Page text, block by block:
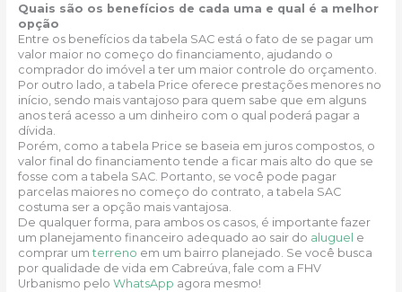
Quais são os benefícios de cada uma e qual é a melhor
opção
Entre os benefícios da tabela SAC está o fato de se pagar um
valor maior no começo do financiamento, ajudando o
comprador do imóvel a ter um maior controle do orçamento.
Por outro lado, a tabela Price oferece prestações menores no
início, sendo mais vantajoso para quem sabe que em alguns
anos terá acesso a um dinheiro com o qual poderá pagar a
dívida.
Porém, como a tabela Price se baseia em juros compostos, o
valor final do financiamento tende a ficar mais alto do que se
fosse com a tabela SAC. Portanto, se você pode pagar
parcelas maiores no começo do contrato, a tabela SAC
costuma ser a opção mais vantajosa.
De qualquer forma, para ambos os casos, é importante fazer
um planejamento financeiro adequado ao sair do aluguel e
comprar um terreno em um bairro planejado. Se você busca
por qualidade de vida em Cabreúva, fale com a FHV
Urbanismo pelo WhatsApp agora mesmo!